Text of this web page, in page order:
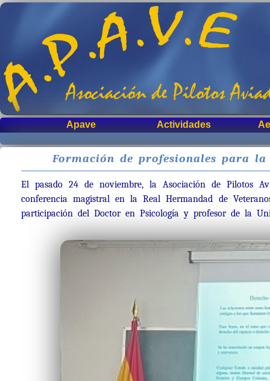
Apave Actividades
Formación de profesionales para la
El pasado 24 de noviembre, la Asociación de Pilotos
conferencia magistral en la Real Hermandad de
participación del Doctor en Psicología y profesor de la